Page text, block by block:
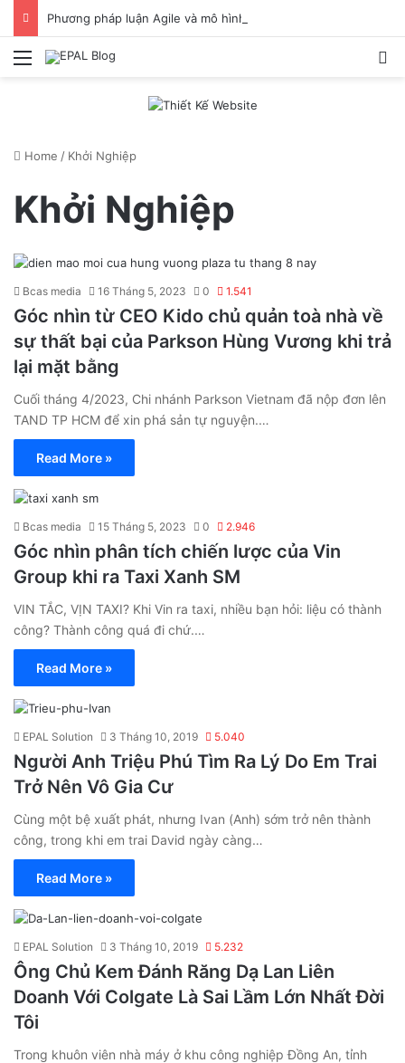
Menu
Home / Khởi Nghiệp
Khởi Nghiệp
Bcas media 16 Tháng 5, 2023 0 1.541
Góc nhìn từ CEO Kido chủ quản toà nhà về
sự thất bại của Parkson Hùng Vương khi trả
lại mặt bằng
Cuối tháng 4/2023, Chi nhánh Parkson Vietnam đã nộp đơn lên
TAND TP HCM để xin phá sản tự nguyện.…
Read More »
Bcas media 15 Tháng 5, 2023 0 2.946
Góc nhìn phân tích chiến lược của Vin
Group khi ra Taxi Xanh SM
VIN TẮC, VỊN TAXI? Khi Vin ra taxi, nhiều bạn hỏi: liệu có thành
công? Thành công quá đi chứ.…
Read More »
EPAL Solution 3 Tháng 10, 2019 5.040
Người Anh Triệu Phú Tìm Ra Lý Do Em Trai
Trở Nên Vô Gia Cư
Cùng một bệ xuất phát, nhưng Ivan (Anh) sớm trở nên thành
công, trong khi em trai David ngày càng…
Read More »
EPAL Solution 3 Tháng 10, 2019 5.232
Ông Chủ Kem Đánh Răng Dạ Lan Liên
Doanh Với Colgate Là Sai Lầm Lớn Nhất Đời
Tôi
Trong khuôn viên nhà máy ở khu công nghiệp Đồng An, tỉnh